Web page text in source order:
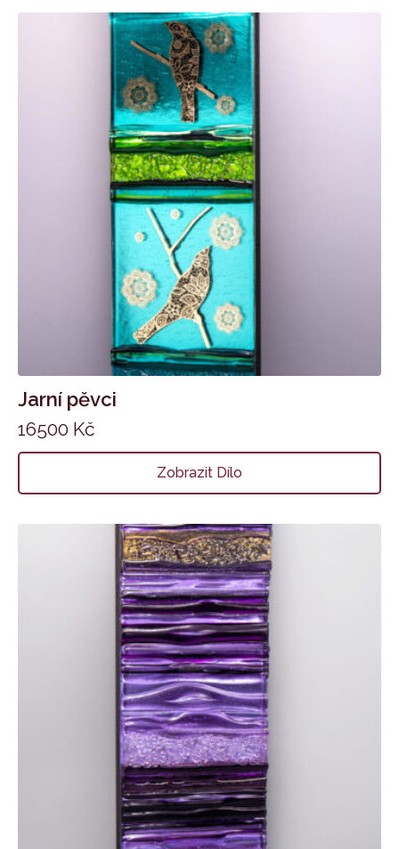
Jarní pěvci
16500 Kč
Zobrazit Dílo